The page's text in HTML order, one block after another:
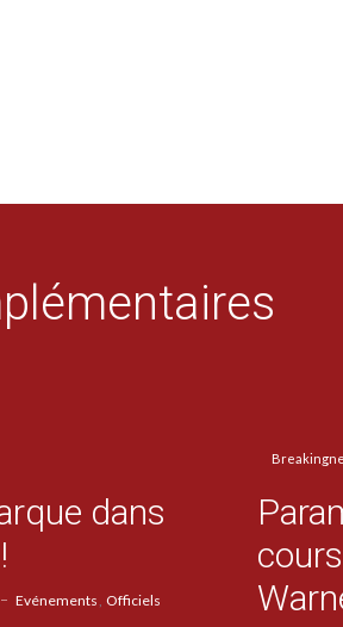
dans
Evénements Officiels